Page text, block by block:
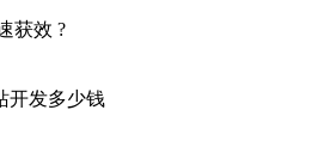
获效 ?
开发多少钱